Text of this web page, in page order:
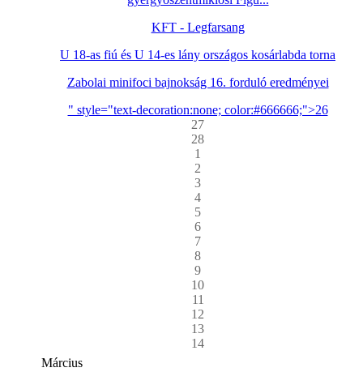
KFT - Legfarsang
U 18-as fiú és U 14-es lány országos kosárlabda torna
Zabolai minifoci bajnokság 16. forduló eredményei
" style="text-decoration:none; color:#666666;">26
27
28
1
2
3
4
5
6
7
8
9
10
11
12
13
14
Március